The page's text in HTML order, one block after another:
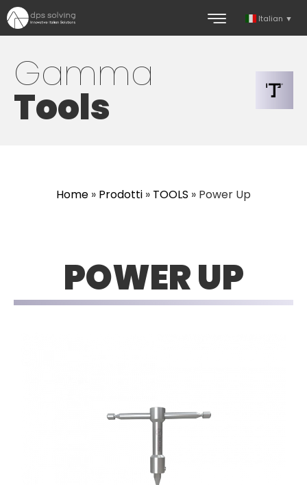
Italian ▼
Gamma
Tools
Home » Prodotti » TOOLS » Power Up
POWER UP